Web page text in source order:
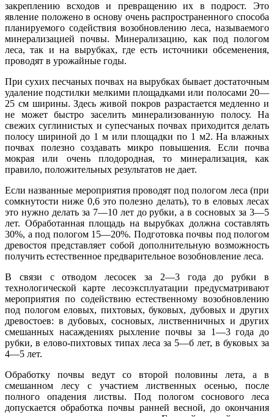
закреплению всходов и превращению их в подрост. Это
явление положено в основу очень распространенного способа
планируемого содействия возобновлению леса, называемого
минерализа­цией почвы. Минерализацию, как под пологом
леса, так и на вырубках, где есть источники обсеменения,
проводят в урожайные годы.
При сухих песчаных почвах на вырубках бывает достаточным
удаление подстилки мелкими площадками или полосами 20—
25 см ширины. Здесь живой покров разрастается медленно и
не может быстро заселить минерализованную полосу. На
свежих суглинистых и супесчаных почвах приходится делать
полосу шириной до 1 м или площадки по 1 м2. На влажных
почвах полезно создавать микро повышения. Если почва
мокрая или очень плодородная, то минерализация, как
правило, положительных результатов не дает.
Если названные мероприятия проводят под пологом леса (при
сомкнутости ниже 0,6 это полезно делать), то в еловых лесах
это нужно делать за 7—10 лет до рубки, а в сосновых за 3—5
лет. Обработанная площадь на вырубках должна составлять
30%, а под пологом 15—20%. Подготовка почвы под пологом
древостоя представляет собой дополнительную воз­можность
получить естественное предварительное возобновление леса.
В связи с отводом лесосек за 2—3 года до рубки в
технологической карте лесоэксплуатации предусматривают
мероприятия по содействию естественному возобновлению
под пологом еловых, пихтовых, буковых, дубовых и других
древостоев: в дубовых, сосновых, лиственничных и других
смешанных насаждениях рыхление почвы за 1—3 года до
рубки, в елово-пихтовых типах леса за 5—б лет, в буковых за
4—5 лет.
Обработку почвы ведут со второй половины лета, а в
смешанном лесу с участием лиственных осенью, после
полного опадения листвы. Под пологом соснового леса
допускается обработка почвы ранней весной, до окончания